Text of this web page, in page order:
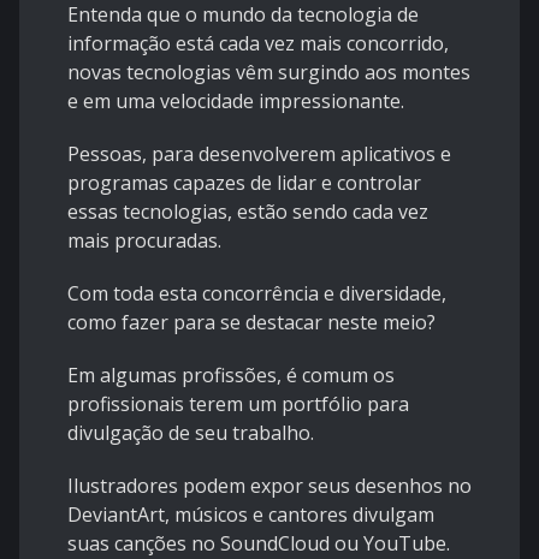
Entenda que o mundo da tecnologia de
informação está cada vez mais concorrido,
novas tecnologias vêm surgindo aos montes
e em uma velocidade impressionante.
Pessoas, para desenvolverem aplicativos e
programas capazes de lidar e controlar
essas tecnologias, estão sendo cada vez
mais procuradas.
Com toda esta concorrência e diversidade,
como fazer para se destacar neste meio?
Em algumas profissões, é comum os
profissionais terem um portfólio para
divulgação de seu trabalho.
Ilustradores podem expor seus desenhos no
DeviantArt, músicos e cantores divulgam
suas canções no SoundCloud ou YouTube.